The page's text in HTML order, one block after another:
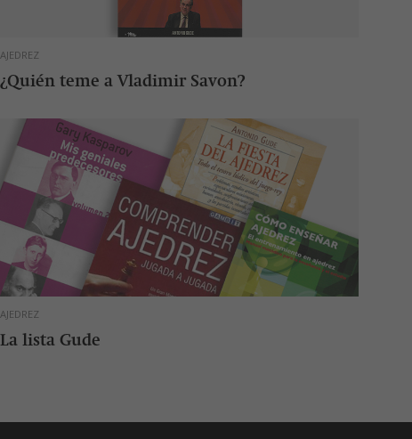
AJEDREZ
¿Quién teme a Vladimir Savon?
AJEDREZ
La lista Gude